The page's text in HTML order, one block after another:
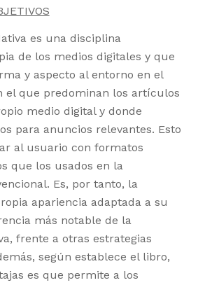
es una disciplina
de los medios digitales y que
y aspecto al entorno en el
el que predominan los artículos
medio digital y donde
para anuncios relevantes. Esto
al usuario con formatos
que los usados en la
Es, por tanto, la
apariencia adaptada a su
más notable de la
frente a otras estrategias
según establece el libro,
es que permite a los